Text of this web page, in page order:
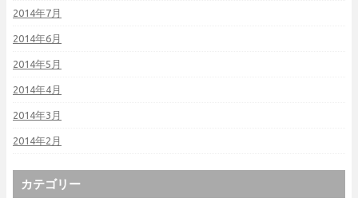
2014年7月
2014年6月
2014年5月
2014年4月
2014年3月
2014年2月
カテゴリー